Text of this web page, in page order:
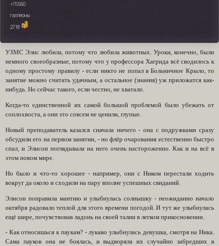
+15560
галлеоны:
2718
УЗМС Элис любила, потому что любила животных. Уроки, конечно, были
немного своеобразные, потому что у профессора Хагрида всё сводилось к
одному простому правилу - если никто не попал в Больничное Крыло, то
занятие можно считать удачным, а остальное (знания) уж приложатся как-
нибудь. Но сейчас такого, если честно, не хватало.
Когда-то единственной их самой большой проблемой было убежать от
соплохвоста, а они это совсем не ценили, глупые.
Новый преподаватель казался сначала ничего - она с подружками сразу
обсудили его на первом занятии, - но флёр очарования естественно быстро
спал, и Элисон поглядывала на него очень настороженно. Как и на всё в
этом новом мире.
Но было и что-то хорошее - например, они с Ником перестали ходить
вокруг да около и сходили на пару вполне успешных свиданий.
Элисон поправила мантию и улыбнулась солнышку - неожиданно начало
октября радовало теплой для этого времени погодой. И тут же улыбнулась
ещё шире, почувствовав ладонь на своей талии в легком прикосновении.
- Как относишься к паукам? - лукаво улыбнулась девушка, смотря на Ника.
Сама пауков она не боялась, и выдворяла их случайно забредших в